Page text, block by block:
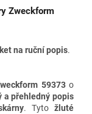
Zweckform
na ruční popis.
59373o
a přehledný popis
. Tytožluté